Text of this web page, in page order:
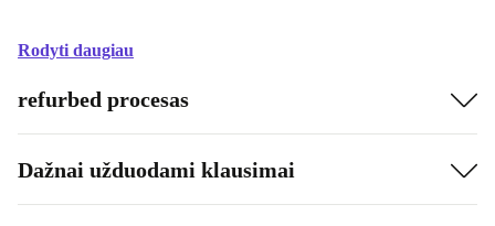
Rodyti daugiau
refurbed procesas
Dažnai užduodami klausimai